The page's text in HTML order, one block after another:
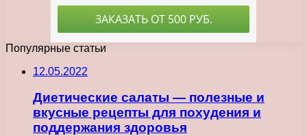
Популярные статьи
12.05.2022
Диетические салаты — полезные и
вкусные рецепты для похудения и
поддержания здоровья